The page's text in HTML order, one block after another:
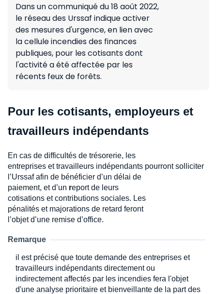
Dans un communiqué du 18 août 2022,
le réseau des Urssaf indique activer
des mesures d'urgence, en lien avec
la cellule incendies des finances
publiques, pour les cotisants dont
l'activité a été affectée par les
récents feux de forêts.
Pour les cotisants, employeurs et
travailleurs indépendants
En cas de difficultés de trésorerie, les
entreprises et travailleurs indépendants pourront solliciter
l’Urssaf afin de bénéficier d’un délai de
paiement, et d’un report de leurs
cotisations et contributions sociales. Les
pénalités et majorations de retard feront
l’objet d’une remise d’office.
Remarque
il est précisé que toute demande des entreprises et
travailleurs indépendants directement ou
indirectement affectés par les incendies fera l'objet
d'une analyse prioritaire et bienveillante de la part des